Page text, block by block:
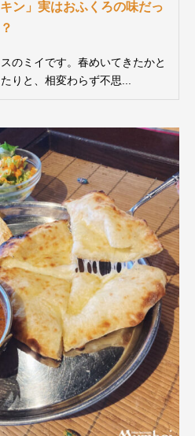
ン」実はおふくろの味だっ
のミイです。春めいてきたかと
りと、相変わらず不思...